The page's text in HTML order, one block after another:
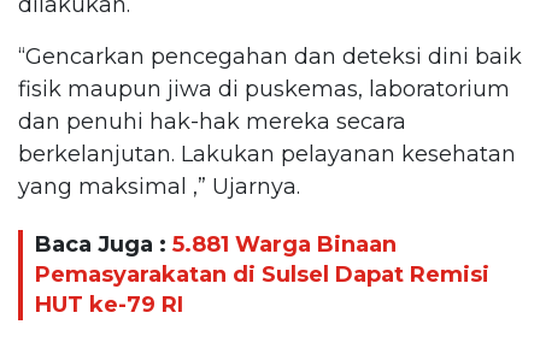
“Gencarkan pencegahan dan deteksi dini baik
fisik maupun jiwa di puskemas, laboratorium
dan penuhi hak-hak mereka secara
berkelanjutan. Lakukan pelayanan kesehatan
yang maksimal ,” Ujarnya.
Baca Juga : 5.881 Warga Binaan
Pemasyarakatan di Sulsel Dapat Remisi
HUT ke-79 RI